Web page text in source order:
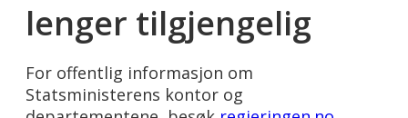
lenger tilgjengelig
For offentlig informasjon om
Statsministerens kontor og